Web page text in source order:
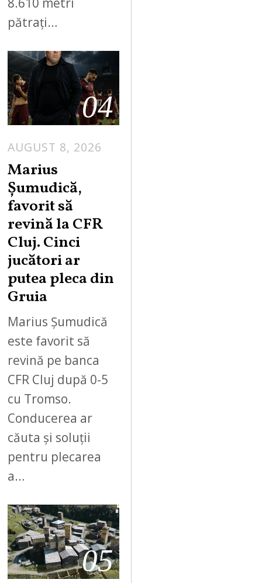
pătrați…
04
AUGUST 8, 2026
Marius
Șumudică,
favorit să
revină la CFR
Cluj. Cinci
jucători ar
putea pleca din
Gruia
Marius Șumudică
este favorit să
revină pe banca
CFR Cluj după 0-5
cu Tromso.
Conducerea ar
căuta și soluții
pentru plecarea
a…
05